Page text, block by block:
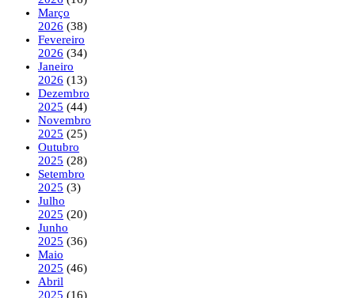
Março
2026 (38)
Fevereiro
2026 (34)
Janeiro
2026 (13)
Dezembro
2025 (44)
Novembro
2025 (25)
Outubro
2025 (28)
Setembro
2025 (3)
Julho
2025 (20)
Junho
2025 (36)
Maio
2025 (46)
Abril
2025 (16)